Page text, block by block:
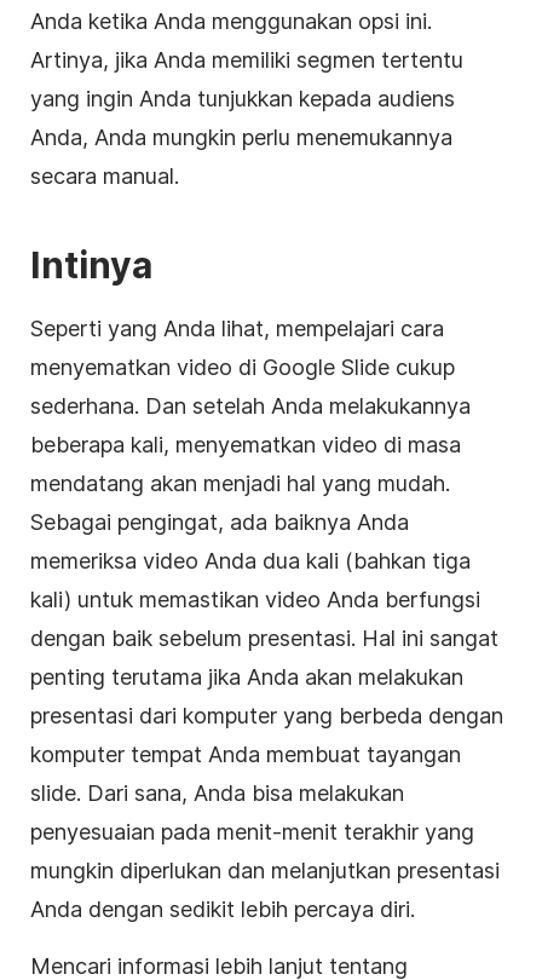
Anda ketika Anda menggunakan opsi ini.
Artinya, jika Anda memiliki segmen tertentu
yang ingin Anda tunjukkan kepada audiens
Anda, Anda mungkin perlu menemukannya
secara manual.
Intinya
Seperti yang Anda lihat, mempelajari cara
menyematkan video di Google Slide cukup
sederhana. Dan setelah Anda melakukannya
beberapa kali, menyematkan video di masa
mendatang akan menjadi hal yang mudah.
Sebagai pengingat, ada baiknya Anda
memeriksa video Anda dua kali (bahkan tiga
kali) untuk memastikan video Anda berfungsi
dengan baik sebelum presentasi. Hal ini sangat
penting terutama jika Anda akan melakukan
presentasi dari komputer yang berbeda dengan
komputer tempat Anda membuat tayangan
slide. Dari sana, Anda bisa melakukan
penyesuaian pada menit-menit terakhir yang
mungkin diperlukan dan melanjutkan presentasi
Anda dengan sedikit lebih percaya diri.
Mencari informasi lebih lanjut tentang